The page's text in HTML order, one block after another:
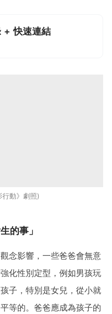
+ 快速連結
動》劇照
的事」
念影響，一些爸爸會無意
化性別定型，例如男孩玩
子，特別是女兒，從小就
等的。爸爸應成為孩子的